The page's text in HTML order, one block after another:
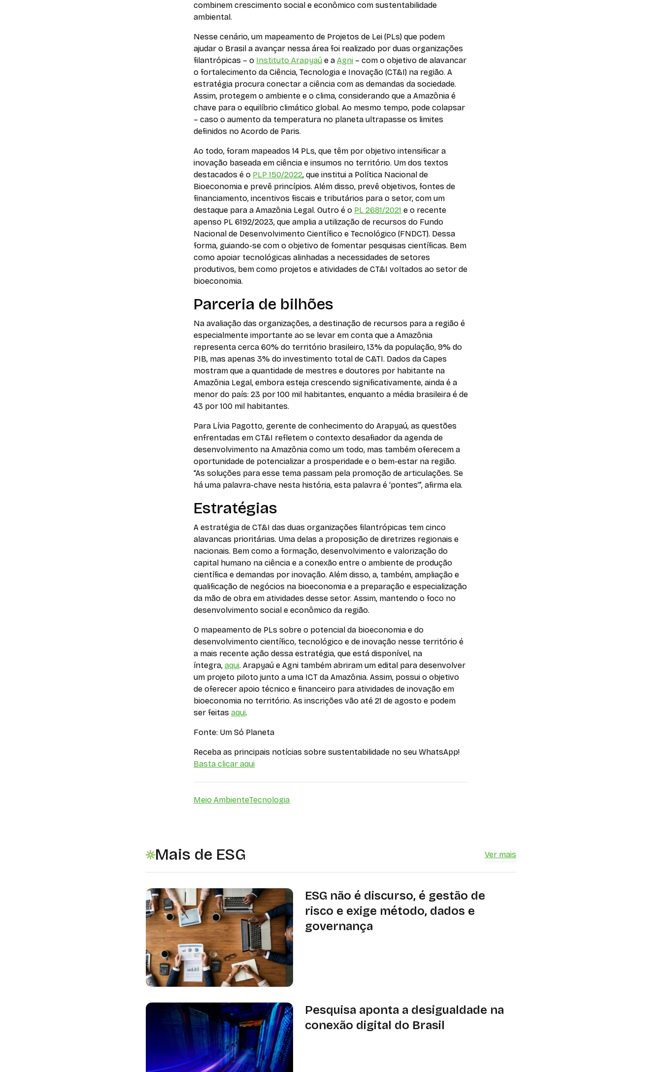
combinem crescimento social e econômico com sustentabilidade
ambiental.
Nesse cenário, um mapeamento de Projetos de Lei (PLs) que podem
ajudar o Brasil a avançar nessa área foi realizado por duas organizações
filantrópicas – o Instituto Arapyaú e a Agni – com o objetivo de alavancar
o fortalecimento da Ciência, Tecnologia e Inovação (CT&I) na região. A
estratégia procura conectar a ciência com as demandas da sociedade.
Assim, protegem o ambiente e o clima, considerando que a Amazônia é
chave para o equilíbrio climático global. Ao mesmo tempo, pode colapsar
– caso o aumento da temperatura no planeta ultrapasse os limites
definidos no Acordo de Paris.
Ao todo, foram mapeados 14 PLs, que têm por objetivo intensificar a
inovação baseada em ciência e insumos no território. Um dos textos
destacados é o PLP 150/2022, que institui a Política Nacional de
Bioeconomia e prevê princípios. Além disso, prevê objetivos, fontes de
financiamento, incentivos fiscais e tributários para o setor, com um
destaque para a Amazônia Legal. Outro é o PL 2681/2021 e o recente
apenso PL 6192/2023, que amplia a utilização de recursos do Fundo
Nacional de Desenvolvimento Científico e Tecnológico (FNDCT). Dessa
forma, guiando-se com o objetivo de fomentar pesquisas científicas. Bem
como apoiar tecnológicas alinhadas a necessidades de setores
produtivos, bem como projetos e atividades de CT&I voltados ao setor de
bioeconomia.
Parceria de bilhões
Na avaliação das organizações, a destinação de recursos para a região é
especialmente importante ao se levar em conta que a Amazônia
representa cerca 60% do território brasileiro, 13% da população, 9% do
PIB, mas apenas 3% do investimento total de C&TI. Dados da Capes
mostram que a quantidade de mestres e doutores por habitante na
Amazônia Legal, embora esteja crescendo significativamente, ainda é a
menor do país: 23 por 100 mil habitantes, enquanto a média brasileira é de
43 por 100 mil habitantes.
Para Lívia Pagotto, gerente de conhecimento do Arapyaú, as questões
enfrentadas em CT&I refletem o contexto desafiador da agenda de
desenvolvimento na Amazônia como um todo, mas também oferecem a
oportunidade de potencializar a prosperidade e o bem-estar na região.
“As soluções para esse tema passam pela promoção de articulações. Se
há uma palavra-chave nesta história, esta palavra é ‘pontes’”, afirma ela.
Estratégias
A estratégia de CT&I das duas organizações filantrópicas tem cinco
alavancas prioritárias. Uma delas a proposição de diretrizes regionais e
nacionais. Bem como a formação, desenvolvimento e valorização do
capital humano na ciência e a conexão entre o ambiente de produção
científica e demandas por inovação. Além disso, a, também, ampliação e
qualificação de negócios na bioeconomia e a preparação e especialização
da mão de obra em atividades desse setor. Assim, mantendo o foco no
desenvolvimento social e econômico da região.
O mapeamento de PLs sobre o potencial da bioeconomia e do
desenvolvimento científico, tecnológico e de inovação nesse território é
a mais recente ação dessa estratégia, que está disponível, na
íntegra, aqui. Arapyaú e Agni também abriram um edital para desenvolver
um projeto piloto junto a uma ICT da Amazônia. Assim, possui o objetivo
de oferecer apoio técnico e financeiro para atividades de inovação em
bioeconomia no território. As inscrições vão até 21 de agosto e podem
ser feitas aqui.
Fonte: Um Só Planeta
Receba as principais notícias sobre sustentabilidade no seu WhatsApp!
Basta clicar aqui
Meio AmbienteTecnologia
Mais de ESG Ver mais
ESG não é discurso, é gestão de
risco e exige método, dados e
governança
Pesquisa aponta a desigualdade na
conexão digital do Brasil